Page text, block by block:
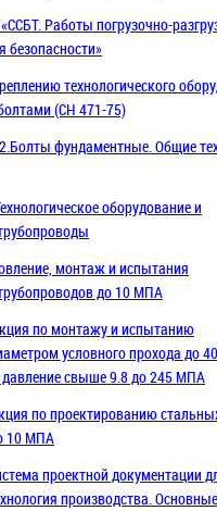
Работы погрузочно-
безопасности»
технологического
(СН 471-75)
Болты фундаментные. Общие
оборудование и
монтаж и испытания
до 10 МПА
по монтажу и испытанию
условного прохода до
свыше 9.8 до 245 МПА
по проектированию
10 МПА
проектной документации
производства. Основные